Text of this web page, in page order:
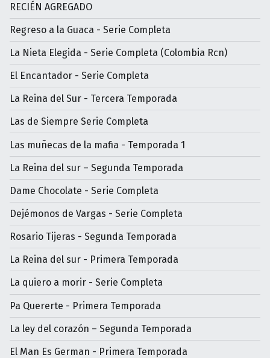
RECIÉN AGREGADO
Regreso a la Guaca - Serie Completa
La Nieta Elegida - Serie Completa (Colombia Rcn)
El Encantador - Serie Completa
La Reina del Sur - Tercera Temporada
Las de Siempre Serie Completa
Las muñecas de la mafia - Temporada 1
La Reina del sur – Segunda Temporada
Dame Chocolate - Serie Completa
Dejémonos de Vargas - Serie Completa
Rosario Tijeras - Segunda Temporada
La Reina del sur - Primera Temporada
La quiero a morir - Serie Completa
Pa Quererte - Primera Temporada
La ley del corazón – Segunda Temporada
El Man Es German - Primera Temporada